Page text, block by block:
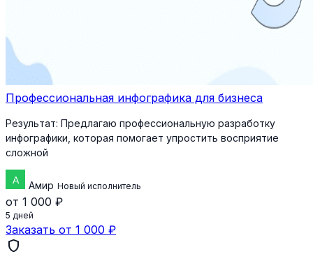
Профессиональная инфографика для бизнеса
Результат: Предлагаю профессиональную разработку
инфографики, которая помогает упростить восприятие
сложной
Амир Новый исполнитель
от 1 000 ₽
5 дней
Заказать от 1 000 ₽
shield